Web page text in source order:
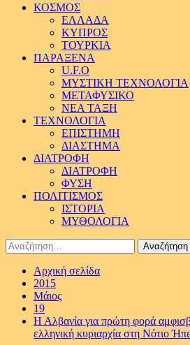
ΚΟΣΜΟΣ
ΕΛΛΑΔΑ
ΚΥΠΡΟΣ
ΤΟΥΡΚΙΑ
ΠΑΡΑΞΕΝΑ
U.F.O
ΜΥΣΤΙΚΗ ΤΕΧΝΟΛΟΓΙΑ
ΜΕΤΑΦΥΣΙΚΟ
ΝΕΑ ΤΑΞΗ
ΤΕΧΝΟΛΟΓΙΑ
ΕΠΙΣΤΗΜΗ
ΔΙΑΣΤΗΜΑ
ΔΙΑΤΡΟΦΗ
ΔΙΑΤΡΟΦΗ
ΦΥΣΗ
ΠΟΛΙΤΙΣΜΟΣ
ΙΣΤΟΡΙΑ
ΜΥΘΟΛΟΓΙΑ
Αναζήτηση
για:
Αρχική σελίδα
2015
Μάιος
19
Η Αλβανία για πρώτη φορά
ελληνική κυριαρχία στη Νότιο